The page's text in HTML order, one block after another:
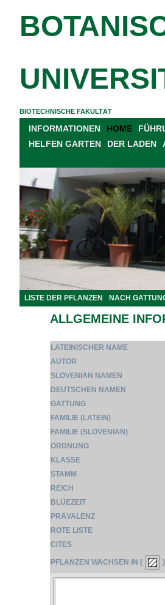
BIOTECHNISCHE FAKULTÄT
INFORMATIONEN HOME
HELFEN GARTEN
DER LADEN
LISTE DER PFLANZEN NACH
ALLGEMEINE
LATEINISCHER NAME
AUTOR
SLOVENIAN NAMEN
DEUTSCHEN NAMEN
GATTUNG
FAMILIE (LATEIN)
FAMILIE (SLOVENIAN)
ORDNUNG
KLASSE
STAMM
REICH
BLÜEZEIT
PRÄVALENZ
ROTE LISTE
CITES
PFLANZEN WACHSEN IN (